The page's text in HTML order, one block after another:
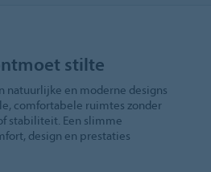
stilte
natuurlijke en moderne designs
comfortabele ruimtes zonder
stabiliteit. Een slimme
design en prestaties